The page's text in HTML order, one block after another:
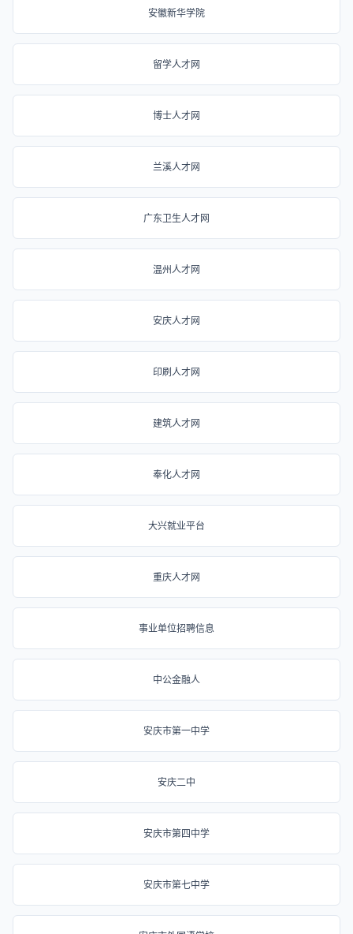
安徽新华学院
留学人才网
博士人才网
兰溪人才网
广东卫生人才网
温州人才网
安庆人才网
印刷人才网
建筑人才网
奉化人才网
大兴就业平台
重庆人才网
事业单位招聘信息
中公金融人
安庆市第一中学
安庆二中
安庆市第四中学
安庆市第七中学